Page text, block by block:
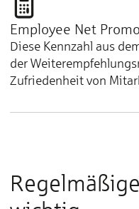
Employee Net
Diese Kennzahl aus
der
Zufriedenheit von